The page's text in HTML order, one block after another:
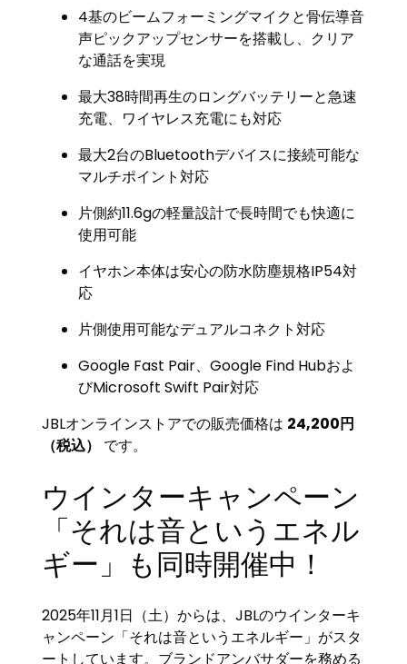
4基のビームフォーミングマイクと骨伝導音
声ピックアップセンサーを搭載し、クリア
な通話を実現
最大38時間再生のロングバッテリーと急速
充電、ワイヤレス充電にも対応
最大2台のBluetoothデバイスに接続可能な
マルチポイント対応
片側約11.6gの軽量設計で長時間でも快適に
使用可能
イヤホン本体は安心の防水防塵規格IP54対
応
片側使用可能なデュアルコネクト対応
Google Fast Pair、Google Find Hubおよ
びMicrosoft Swift Pair対応
JBLオンラインストアでの販売価格は 24,200円
（税込）
です。
ウインターキャンペーン
「それは音というエネル
ギー」も同時開催中！
2025年11月1日（土）からは、JBLのウインターキ
ャンペーン「それは音というエネルギー」がスタ
ートしています。ブランドアンバサダーを務める